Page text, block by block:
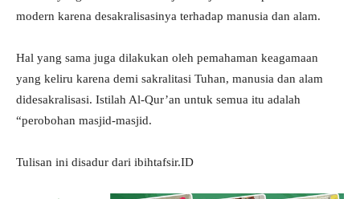
modern karena desakralisasinya terhadap manusia dan alam.
Hal yang sama juga dilakukan oleh pemahaman keagamaan
yang keliru karena demi sakralitasi Tuhan, manusia dan alam
didesakralisasi. Istilah Al-Qur’an untuk semua itu adalah
“perobohan masjid-masjid.
Tulisan ini disadur dari ibihtafsir.ID